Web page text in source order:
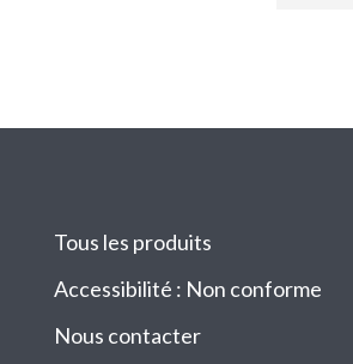
Tous les produits
Accessibilité : Non conforme
Nous contacter